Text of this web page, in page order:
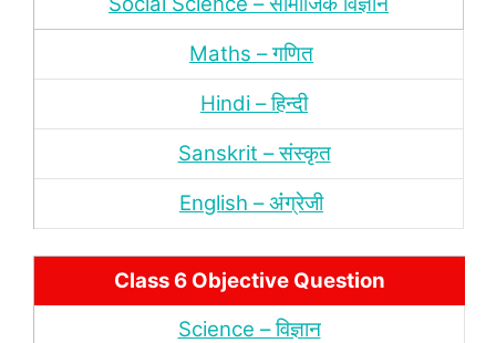
Maths – गणित
Hindi – हिन्‍दी
Sanskrit – संस्‍कृत
English – अंंग्रेजी
Class 6 Objective Question
Science – विज्ञान